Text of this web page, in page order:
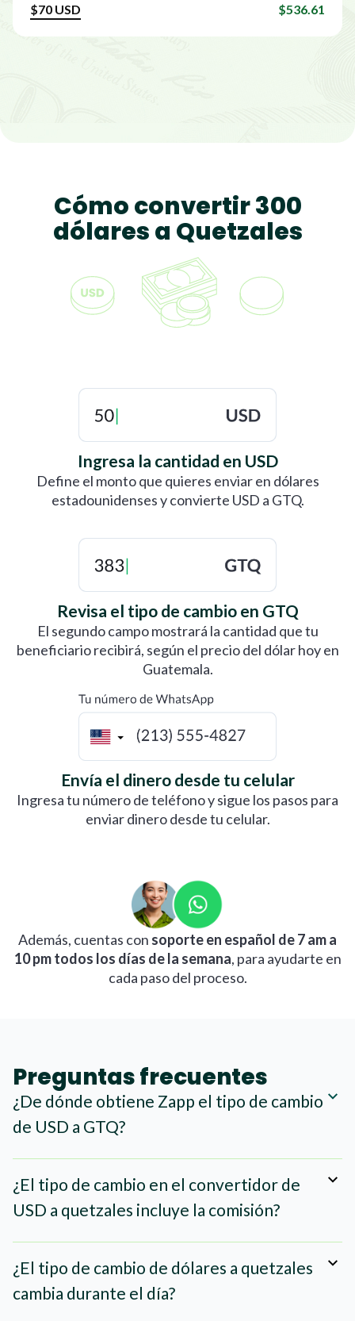
$70 USD $536.61
$150 USD $1149.89
$250 USD $1916.48
$450 USD $3449.65
$500 USD $3832.95
$550 USD $4216.25
$600 USD $4599.54
$650 USD $4982.84
$800 USD $6132.72
$1,000 USD
Cómo convertir 300
dólares a Quetzales
Ingresa la cantidad en USD
Define el monto que quieres enviar en dólares
estadounidenses y convierte USD a GTQ.
Revisa el tipo de cambio en GTQ
El segundo campo mostrará la cantidad que tu
beneficiario recibirá, según el precio del dólar hoy en
Guatemala.
Envía el dinero desde tu celular
Ingresa tu número de teléfono y sigue los pasos para
enviar dinero desde tu celular.
Además, cuentas con soporte en español de 7 am a
10 pm todos los días de la semana, para ayudarte en
cada paso del proceso.
Preguntas frecuentes
¿De dónde obtiene Zapp el tipo de cambio
de USD a GTQ?
¿El tipo de cambio en el convertidor de
USD a quetzales incluye la comisión?
¿El tipo de cambio de dólares a quetzales
cambia durante el día?